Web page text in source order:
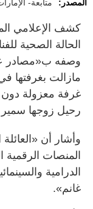
المصدر: متابعة-
كشف الإعلامي
الحالة الصحية
وصفه ب«مصادر
مازالت بغرفتها
غرفة معزولة دون
رحيل زوجها سمير
وأشار أن
المنصات الرقمية
الدرامية
غانم».